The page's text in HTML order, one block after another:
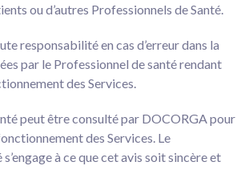
ou d’autres Professionnels de Santé.
responsabilité en cas d’erreur dans la
par le Professionnel de santé rendant
des Services.
peut être consulté par DOCORGA pour
des Services. Le
à ce que cet avis soit sincère et